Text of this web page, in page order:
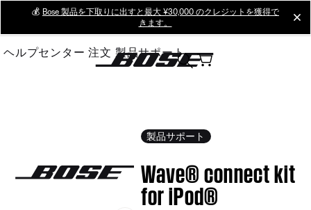
Main
💰 Bose 製品を下取りに出すと最大 ¥30,000 のクレジットを獲得で
きます。
ヘルプセンター 注文 製品サポート
製品サポート
Wave® connect kit
for iPod®